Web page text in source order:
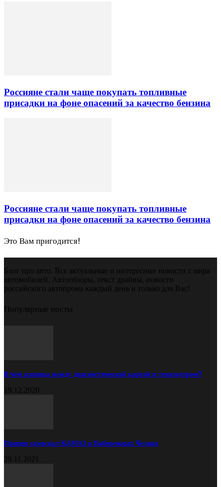
Россияне стали чаще покупать топливные
присадки на фоне опасений за качество бензина
Россияне стали чаще покупать топливные
присадки на фоне опасений за качество бензина
Это Вам пригодится!
Блог про авто. Все актуальные и интересные новости с мира
автомобилей. Автообзоры, текст драйвы, новости
российского автопрома каждый день и только для Вас!
Популярные посты
В чём разница между диагностической картой и техосмотром?
19.12.2020
Прицеп самосвал КАМАЗ в Набережных Челнах
29.11.2021